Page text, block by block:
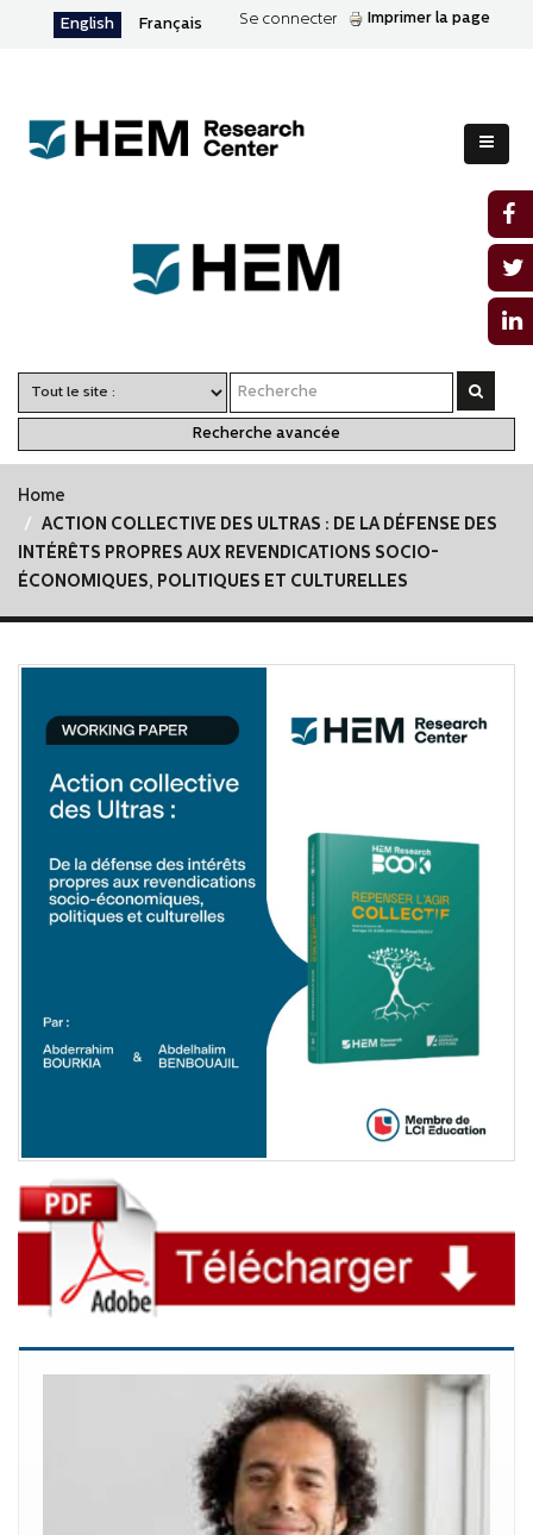
English Français Se connecter Imprimer la page
Recherche avancée
Home
ACTION COLLECTIVE DES ULTRAS : DE LA DÉFENSE DES
INTÉRÊTS PROPRES AUX REVENDICATIONS SOCIO-
ÉCONOMIQUES, POLITIQUES ET CULTURELLES